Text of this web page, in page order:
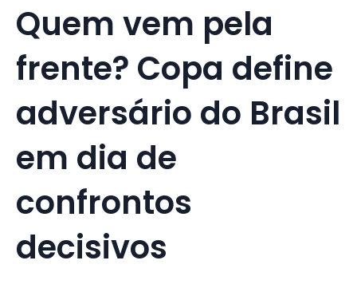
Quem vem pela
frente? Copa define
adversário do Brasil
em dia de
confrontos
decisivos